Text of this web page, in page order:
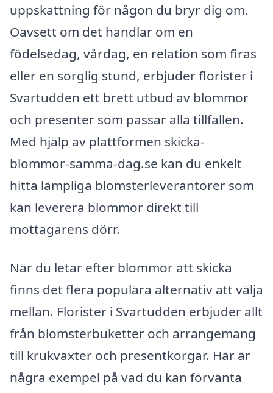
uppskattning för någon du bryr dig om.
Oavsett om det handlar om en
födelsedag, vårdag, en relation som firas
eller en sorglig stund, erbjuder florister i
Svartudden ett brett utbud av blommor
och presenter som passar alla tillfällen.
Med hjälp av plattformen skicka-
blommor-samma-dag.se kan du enkelt
hitta lämpliga blomsterleverantörer som
kan leverera blommor direkt till
mottagarens dörr.
När du letar efter blommor att skicka
finns det flera populära alternativ att välja
mellan. Florister i Svartudden erbjuder allt
från blomsterbuketter och arrangemang
till krukväxter och presentkorgar. Här är
några exempel på vad du kan förvänta